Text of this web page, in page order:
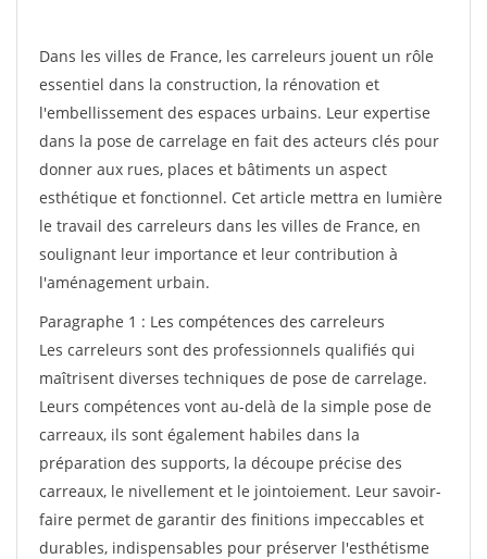
Dans les villes de France, les carreleurs jouent un rôle
essentiel dans la construction, la rénovation et
l'embellissement des espaces urbains. Leur expertise
dans la pose de carrelage en fait des acteurs clés pour
donner aux rues, places et bâtiments un aspect
esthétique et fonctionnel. Cet article mettra en lumière
le travail des carreleurs dans les villes de France, en
soulignant leur importance et leur contribution à
l'aménagement urbain.
Paragraphe 1 : Les compétences des carreleurs
Les carreleurs sont des professionnels qualifiés qui
maîtrisent diverses techniques de pose de carrelage.
Leurs compétences vont au-delà de la simple pose de
carreaux, ils sont également habiles dans la
préparation des supports, la découpe précise des
carreaux, le nivellement et le jointoiement. Leur savoir-
faire permet de garantir des finitions impeccables et
durables, indispensables pour préserver l'esthétisme